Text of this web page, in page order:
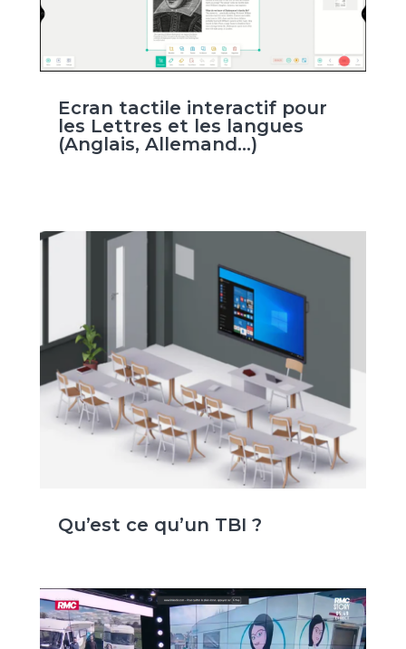
Ecran tactile interactif pour
les Lettres et les langues
(Anglais, Allemand…)
Qu’est ce qu’un TBI ?